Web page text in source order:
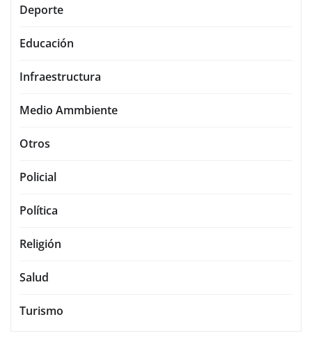
Deporte
Educación
Infraestructura
Medio Ammbiente
Otros
Policial
Política
Religión
Salud
Turismo